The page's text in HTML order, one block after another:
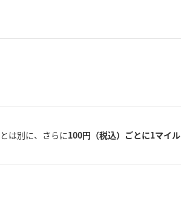
は別に、さらに100円（税込）ごとに1マイル